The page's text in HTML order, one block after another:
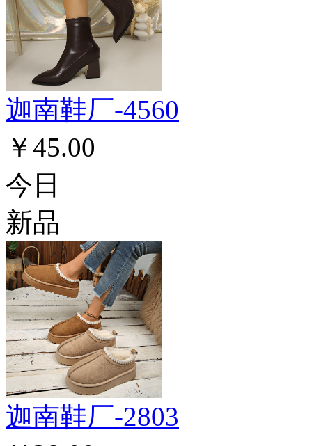
迦南鞋厂-4560
￥45.00
今日
新品
迦南鞋厂-2803